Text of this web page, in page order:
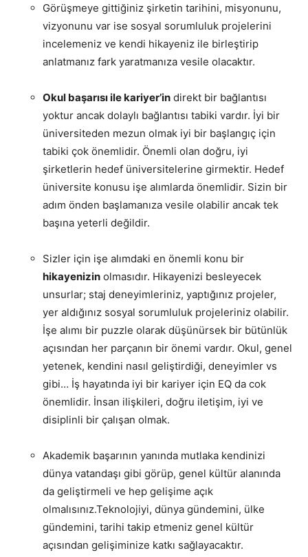
Görüşmeye gittiğiniz şirketin tarihini, misyonunu,
vizyonunu var ise sosyal sorumluluk projelerini
incelemeniz ve kendi hikayeniz ile birleştirip
anlatmanız fark yaratmanıza vesile olacaktır.
Okul başarısı ile kariyer’in direkt bir bağlantısı
yoktur ancak dolaylı bağlantısı tabiki vardır. İyi bir
üniversiteden mezun olmak iyi bir başlangıç için
tabiki çok önemlidir. Önemli olan doğru, iyi
şirketlerin hedef üniversitelerine girmektir. Hedef
üniversite konusu işe alımlarda önemlidir. Sizin bir
adım önden başlamanıza vesile olabilir ancak tek
başına yeterli değildir.
Sizler için işe alımdaki en önemli konu bir
hikayenizin olmasıdır. Hikayenizi besleyecek
unsurlar; staj deneyimleriniz, yaptığınız projeler,
yer aldığınız sosyal sorumluluk projeleriniz olabilir.
İşe alımı bir puzzle olarak düşünürsek bir bütünlük
açısından her parçanın bir önemi vardır. Okul, genel
yetenek, kendini nasıl geliştirdiği, deneyimler vs
gibi… İş hayatında iyi bir kariyer için EQ da cok
önemlidir. İnsan ilişkileri, doğru iletişim, iyi ve
disiplinli bir çalışan olmak.
Akademik başarının yanında mutlaka kendinizi
dünya vatandaşı gibi görüp, genel kültür alanında
da geliştirmeli ve hep gelişime açık
olmalısınız.Teknolojiyi, dünya gündemini, ülke
gündemini, tarihi takip etmeniz genel kültür
açısından gelişiminize katkı sağlayacaktır.